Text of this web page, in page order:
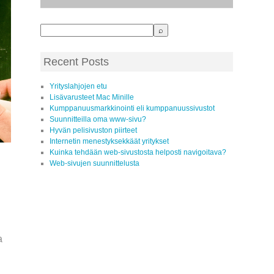
Recent Posts
Yrityslahjojen etu
Lisävarusteet Mac Minille
Kumppanuusmarkkinointi eli kumppanuussivustot
Suunnitteilla oma www-sivu?
Hyvän pelisivuston piirteet
Internetin menestyksekkäät yritykset
Kuinka tehdään web-sivustosta helposti navigoitava?
Web-sivujen suunnittelusta